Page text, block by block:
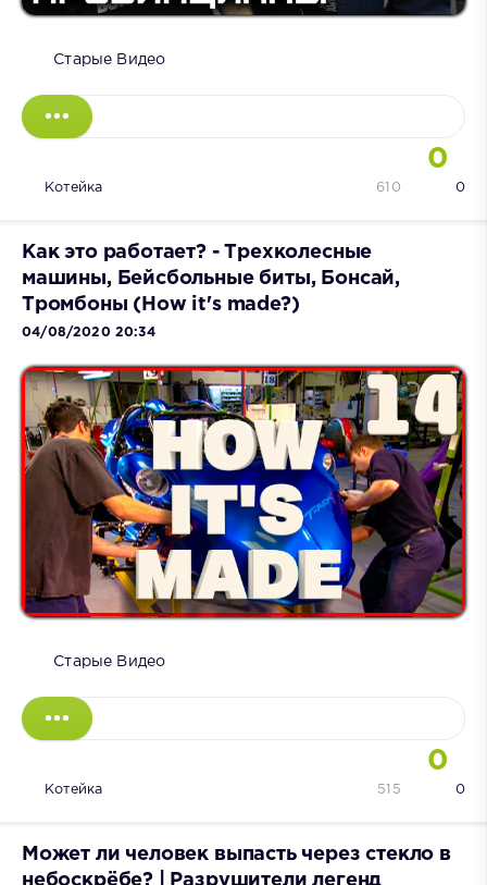
Старые Видео
0
Котейка 0
610
Как это работает? - Трехколесные
машины, Бейсбольные биты, Бонсай,
Тромбоны (How it's made?)
04/08/2020 20:34
Старые Видео
0
Котейка 0
515
Может ли человек выпасть через стекло в
небоскрёбе? | Разрушители легенд